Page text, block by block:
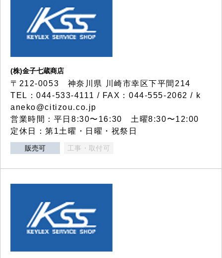
(株)金子七蔵商店
〒212-0053 神奈川県 川崎市幸区下平間214
TEL：044-533-4111 / FAX：044-555-2062 / k
aneko@citizou.co.jp
営業時間：平日8:30〜16:30 土曜8:30〜12:00
定休日：第1土曜・日曜・祝祭日
販売可 工事・取付可